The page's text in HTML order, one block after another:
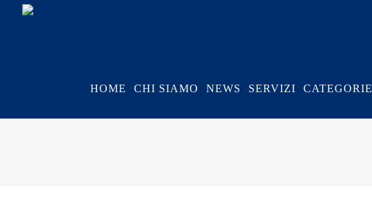
HOME CHI SIAMO NEWS SERVIZI CATEGORIE